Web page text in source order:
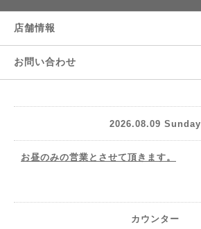
店舗情報
お問い合わせ
2026.08.09 Sunday
お昼のみの営業とさせて頂きます。
カウンター